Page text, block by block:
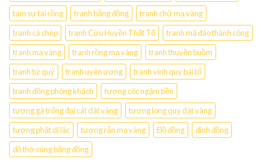
tam sự tai rồng tranh bằng đồng
tranh chữ mạ vàng
tranh cá chép
tranh Cửu Huyền Thất Tổ
tranh mã đáo thành công
tranh mạ vàng
tranh rồng mạ vàng
tranh thuyền buồm
tranh tứ quý
tranh uyên ương
tranh vinh quy bái tổ
tranh đồng phòng khách
tượng cóc ngậm tiền
tượng gà trống đại cát dát vàng
tượng long quy dát vàng
tượng phật di lặc
tượng rắn mạ vàng Đồ đồng
đỉnh đồng
đồ thờ cúng bằng đồng